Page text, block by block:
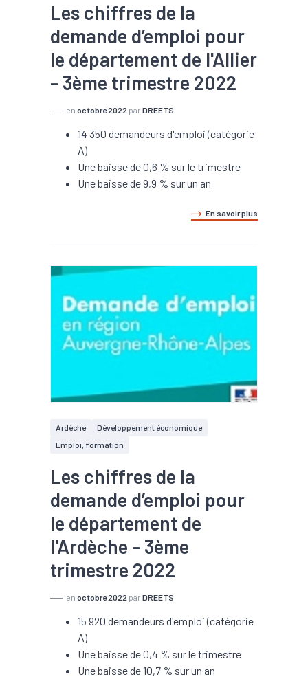
Les chiffres de la
demande d’emploi pour
le département de l'Allier
- 3ème trimestre 2022
en octobre 2022 par DREETS
14 350 demandeurs d'emploi (catégorie
A)
Une baisse de 0,6 % sur le trimestre
Une baisse de 9,9 % sur un an
En savoir plus
Ardèche
Développement économique
Emploi, formation
Les chiffres de la
demande d’emploi pour
le département de
l'Ardèche - 3ème
trimestre 2022
en octobre 2022 par DREETS
15 920 demandeurs d'emploi (catégorie
A)
Une baisse de 0,4 % sur le trimestre
Une baisse de 10,7 % sur un an